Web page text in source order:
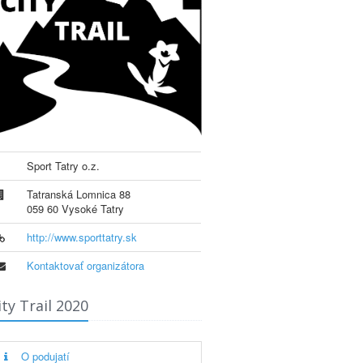
Sport Tatry o.z.
Tatranská Lomnica 88
059 60 Vysoké Tatry
http://www.sporttatry.sk
Kontaktovať organizátora
Trail 2020
O podujatí